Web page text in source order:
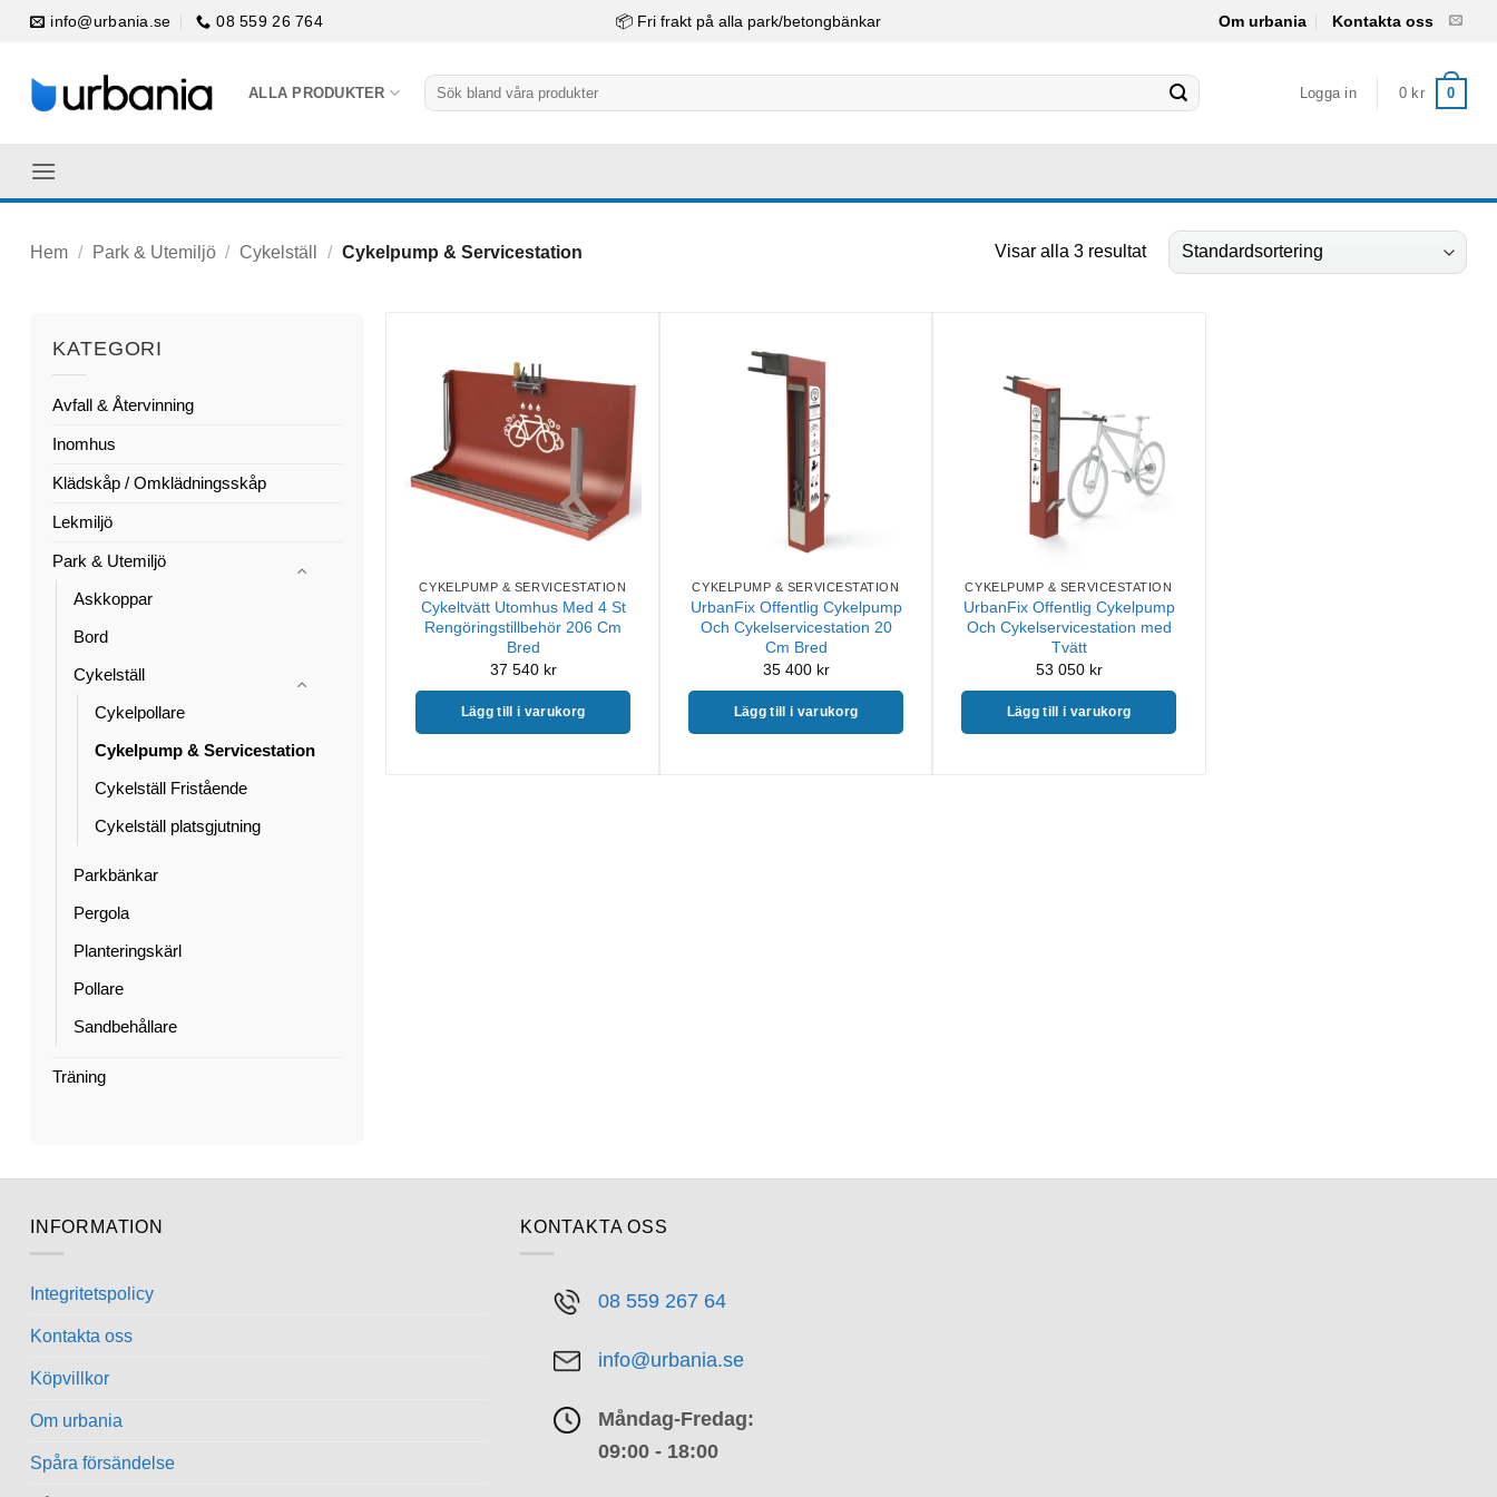
Skip
info@urbania.se 08 559 26 764 📦 Fri frakt på alla park/betongbänkar Om urbania Kontakta oss
ALLA PRODUKTER
Sök
efter:
Logga in 0 kr 0
Hem / Park & Utemiljö / Cykelställ / Cykelpump & Servicestation Visar alla 3 resultat
KATEGORI
Avfall & Återvinning
Inomhus
Klädskåp / Omklädningsskåp
Lekmiljö
Park & Utemiljö
Askkoppar
Bord
Cykelställ
Cykelpollare
Cykelpump & Servicestation
Cykelställ Fristående
Cykelställ platsgjutning
Parkbänkar
Pergola
Planteringskärl
Pollare
Sandbehållare
Träning
CYKELPUMP & SERVICESTATION
Cykeltvätt Utomhus Med 4 St
Rengöringstillbehör 206 Cm
Bred
37 540 kr
Lägg till i varukorg
CYKELPUMP & SERVICESTATION
UrbanFix Offentlig Cykelpump
Och Cykelservicestation 20
Cm Bred
35 400 kr
Lägg till i varukorg
CYKELPUMP & SERVICESTATION
UrbanFix Offentlig Cykelpump
Och Cykelservicestation med
Tvätt
53 050 kr
Lägg till i varukorg
INFORMATION
Integritetspolicy
Kontakta oss
Köpvillkor
Om urbania
Spåra försändelse
KONTAKTA OSS
08 559 267 64
info@urbania.se
Måndag-Fredag:
09:00 - 18:00